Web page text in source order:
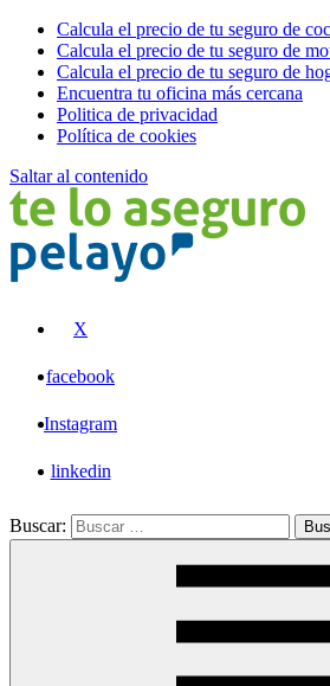
Calcula el precio de tu seguro de
Calcula el precio de tu seguro de
Calcula el precio de tu seguro de
Encuentra tu oficina más cercana
Politica de privacidad
Política de cookies
Saltar al contenido
X
facebook
Instagram
linkedin
Buscar: